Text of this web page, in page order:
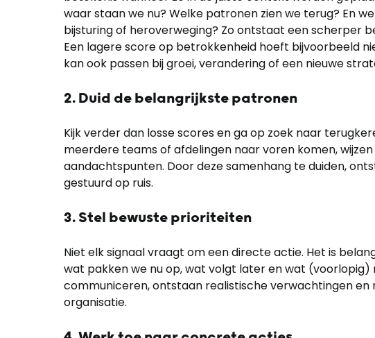
waar staan we nu? Welke patronen zien we terug? En
bijsturing of heroverweging? Zo ontstaat een scherper
Een lagere score op betrokkenheid hoeft bijvoorbeeld
kan ook passen bij groei, verandering of een nieuwe
2. Duid de belangrijkste patronen
Kijk verder dan losse scores en ga op zoek naar
meerdere teams of afdelingen naar voren komen,
aandachtspunten. Door deze samenhang te duiden,
gestuurd op ruis.
3. Stel bewuste prioriteiten
Niet elk signaal vraagt om een directe actie. Het is
wat pakken we nu op, wat volgt later en wat
communiceren, ontstaan realistische verwachtingen en
organisatie.